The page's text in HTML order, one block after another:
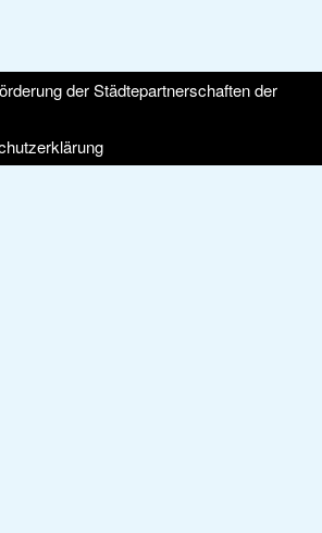
der Städtepartnerschaften der